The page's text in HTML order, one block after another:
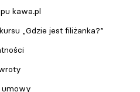
kawa.pl
„Gdzie jest filiżanka?”
umowy